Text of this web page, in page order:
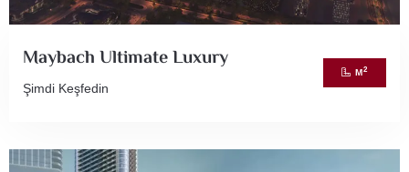
Maybach Ultimate Luxury
Şimdi Keşfedin
M2